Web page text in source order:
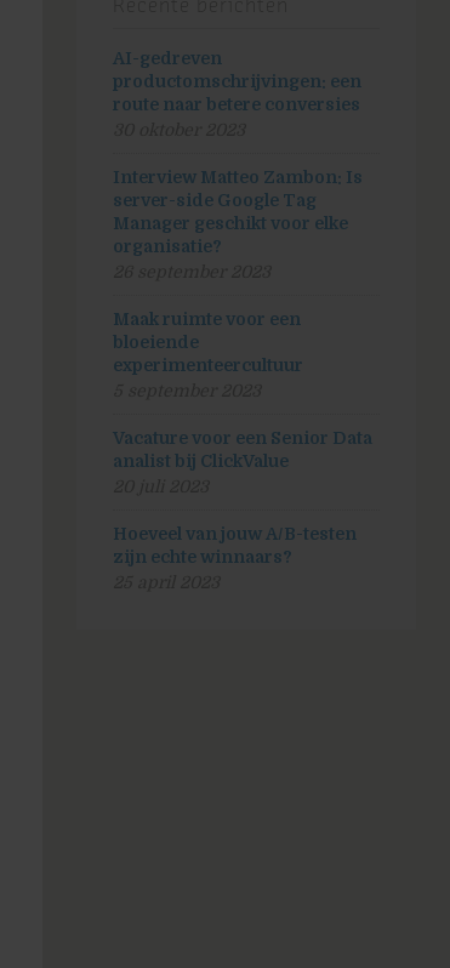
AI-gedreven
productomschrijvingen: een
route naar betere conversies
Interview Matteo Zambon: Is
server-side Google Tag
Manager geschikt voor elke
organisatie?
Maak ruimte voor een
bloeiende
experimenteercultuur
Vacature voor een Senior Data
analist bij ClickValue
Hoeveel van jouw A/B-testen
zijn echte winnaars?